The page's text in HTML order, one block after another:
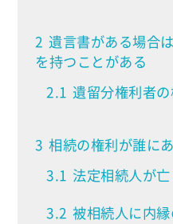
2 遺言書がある場合
を持つことがある
2.1 遺留分権利者
3 相続の権利が誰に
3.1 法定相続人が
3.2 被相続人に内